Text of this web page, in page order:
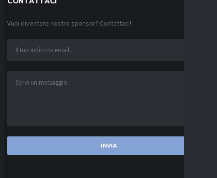
Vuoi diventare nostro sponsor? Contattaci!